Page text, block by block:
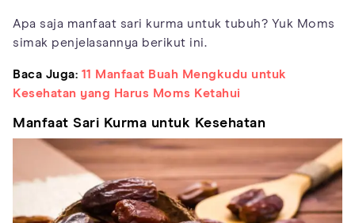
Apa saja manfaat sari kurma untuk tubuh? Yuk Moms
simak penjelasannya berikut ini.
Baca Juga: 11 Manfaat Buah Mengkudu untuk
Kesehatan yang Harus Moms Ketahui
Manfaat Sari Kurma untuk Kesehatan